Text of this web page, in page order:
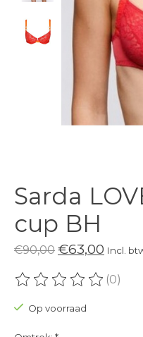
Sarda
cup BH
€90,00 €63,00 Incl.
De beoordeling van
(0)
Op voorraad